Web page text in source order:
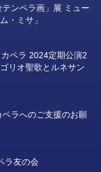
テンペラ画」展 ミュー
・ミサ」
ペラ 2024定期公演2
リオ聖歌とルネサン
ラへのご支援のお願
ラ友の会